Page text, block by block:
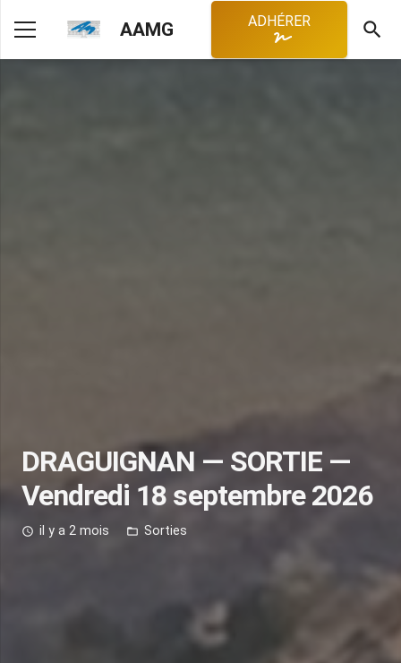
AAMG ADHÉRER search
DRAGUIGNAN — SORTIE —
Vendredi 18 septembre 2026
access_time il y a 2 mois folder_open Sorties